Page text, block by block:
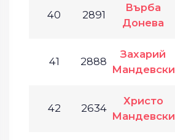
40 2891
Върба
Донева
41 2888
Захарий
Мандевски
42 2634
Христо
Мандевски